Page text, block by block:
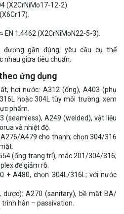
(X2CrNiMo17-12-2).
EN 1.4462 (X2CrNiMoN22-5-3).
gần đúng; yêu cầu cụ thể
nhau giữa tiêu chuẩn.
ứng dụng
hơi nước: A312 (ống), A403 (phụ
hoặc 304L tùy môi trường; xem
phẩm.
(seamless), A249 (welded), vật liệu
và nhiệt độ.
A276/A479 cho thanh; chọn 304/316
(ống trang trí), mác 201/304/316;
để giảm rỗ.
+ A480, chọn 304L/316L; với nước
dược): A270 (sanitary), bề mặt BA/
hàn – passivation.